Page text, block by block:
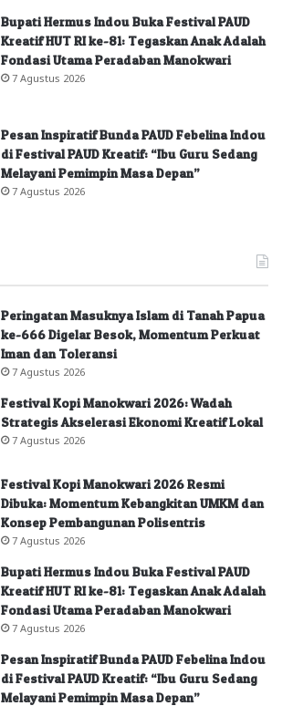
Bupati Hermus Indou Buka Festival PAUD
Kreatif HUT RI ke-81: Tegaskan Anak Adalah
Fondasi Utama Peradaban Manokwari
7 Agustus 2026
Pesan Inspiratif Bunda PAUD Febelina Indou
di Festival PAUD Kreatif: “Ibu Guru Sedang
Melayani Pemimpin Masa Depan”
7 Agustus 2026
Peringatan Masuknya Islam di Tanah Papua
ke-666 Digelar Besok, Momentum Perkuat
Iman dan Toleransi
7 Agustus 2026
Festival Kopi Manokwari 2026: Wadah
Strategis Akselerasi Ekonomi Kreatif Lokal
7 Agustus 2026
Festival Kopi Manokwari 2026 Resmi
Dibuka: Momentum Kebangkitan UMKM dan
Konsep Pembangunan Polisentris
7 Agustus 2026
Bupati Hermus Indou Buka Festival PAUD
Kreatif HUT RI ke-81: Tegaskan Anak Adalah
Fondasi Utama Peradaban Manokwari
7 Agustus 2026
Pesan Inspiratif Bunda PAUD Febelina Indou
di Festival PAUD Kreatif: “Ibu Guru Sedang
Melayani Pemimpin Masa Depan”